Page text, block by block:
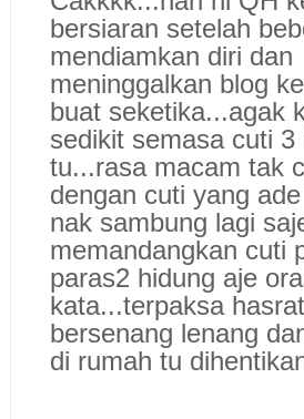
bersiaran setelah
mendiamkan diri dan
meninggalkan blog
buat seketika...agak
sedikit semasa cuti 3
tu...rasa macam tak
dengan cuti yang
nak sambung lagi
memandangkan cuti
paras2 hidung aje
kata...terpaksa
bersenang lenang
di rumah tu